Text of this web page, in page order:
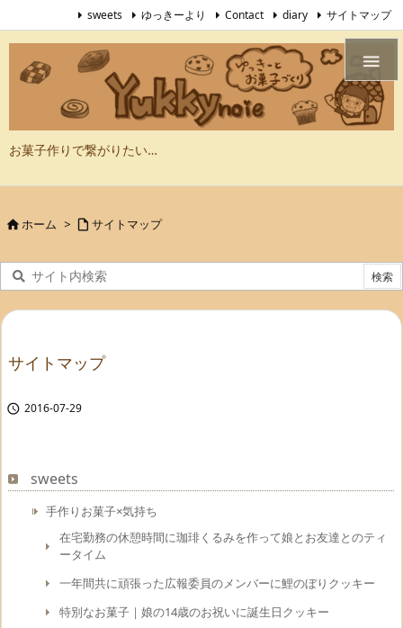
お菓子作りで繋がりたい…

sweets ゆっきーより Contact diary サイトマップ
ホーム >  サイトマップ
サイトマップ
 2016-07-29
sweets
手作りお菓子×気持ち
在宅勤務の休憩時間に珈琲くるみを作って娘とお友達とのティ
ータイム
一年間共に頑張った広報委員のメンバーに鯉のぼりクッキー
特別なお菓子｜娘の14歳のお祝いに誕生日クッキー